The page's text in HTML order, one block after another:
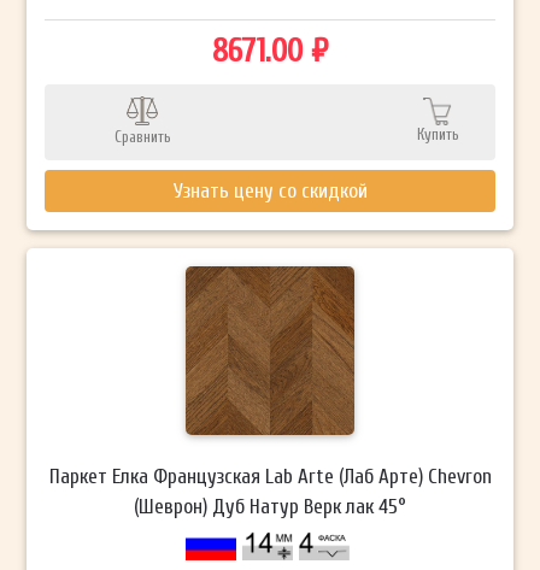
8671.00 ₽
Сравнить Купить
Узнать цену со скидкой
Паркет Елка Французская Lab Arte (Лаб Арте) Chevron
(Шеврон) Дуб Натур Верк лак 45°